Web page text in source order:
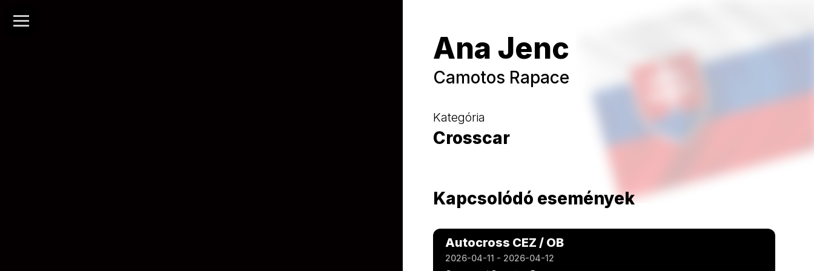
Ana Jenc
Camotos Rapace
Kategória
Crosscar
Kapcsolódó események
Autocross CEZ / OB
2026-04-11 - 2026-04-12